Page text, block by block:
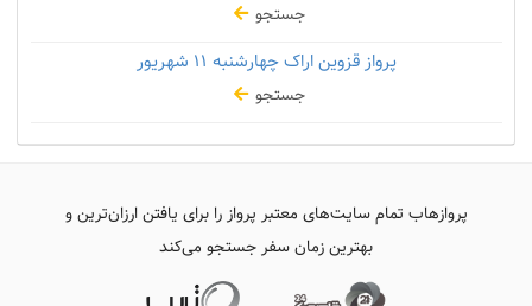
جستجو
پرواز قزوین اراک چهارشنبه
جستجو
پروازهاب تمام سایت‌های معتبر پرواز را برای یافتن ارزان‌ترین و
بهترین زمان سفر جستجو می‌کند